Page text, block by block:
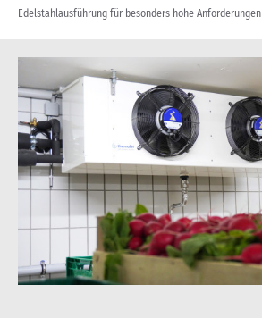
Edelstahlausführung für besonders hohe Anforderungen